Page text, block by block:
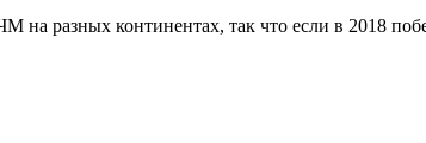
разных континентах, так что если в 2018